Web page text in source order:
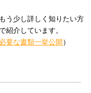
う少し詳しく知りたい方
紹介しています。
要な書類一挙公開 ）